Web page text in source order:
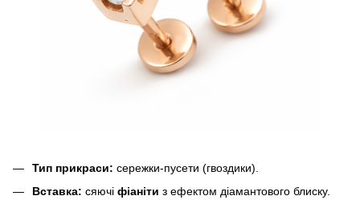
Тип прикраси: сережки-пусети (гвоздики).
Вставка: сяючі фіаніти з ефектом діамантового блиску.